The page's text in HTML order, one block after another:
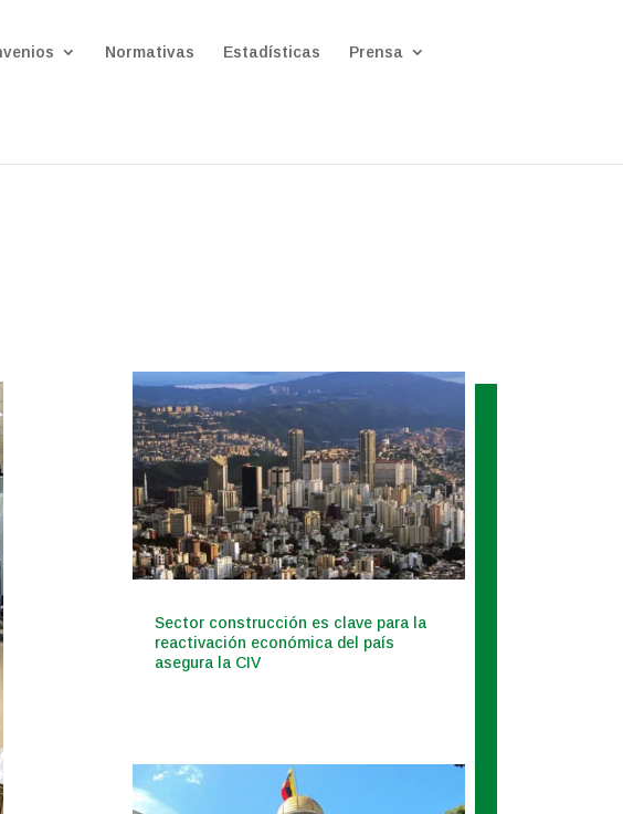
Normativas Estadísticas Prensa
Sector construcción es clave para la
reactivación económica del país
asegura la CIV